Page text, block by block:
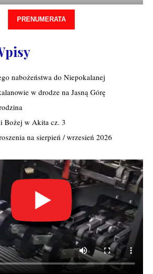
PRENUMERATA
nabożeństwa do Niepokalanej
w drodze na Jasną Górę
Bożej w Akita cz. 3
na sierpień / wrzesień 2026